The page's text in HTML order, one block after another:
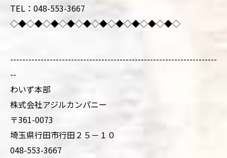
TEL：048-553-3667
◇◆◇◆◇◆◇◆◇◆◇◆◇◆◇◆◇◆◇◆◇
--------------------------------------------------------------------
--
わいず本部
株式会社アジルカンパニー
〒361-0073
埼玉県行田市行田２５－１０
048-553-3667